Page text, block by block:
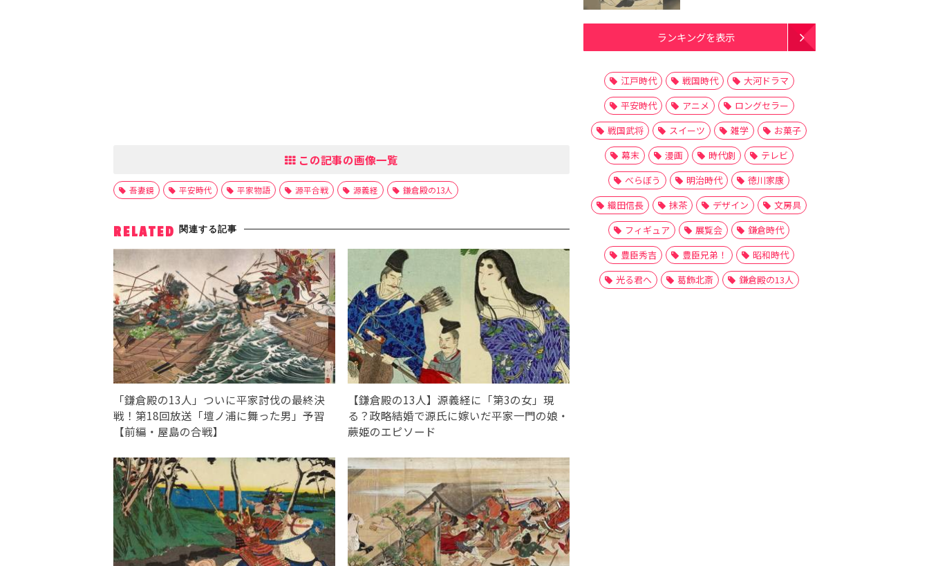
この記事の画像一覧
吾妻鏡 平安時代 平家物語 源平合戦 源義経 鎌倉殿の13人
RELATED 関連する記事
「鎌倉殿の13人」ついに平家討伐の最終決
戦！第18回放送「壇ノ浦に舞った男」予習
【前編・屋島の合戦】
【鎌倉殿の13人】源義経に「第3の女」現
る？政略結婚で源氏に嫁いだ平家一門の娘・
蕨姫のエピソード
ランキングを表示
江戸時代 戦国時代
大河ドラマ
平安時代
アニメ
ロングセラー
戦国武将
スイーツ 雑学
お菓子
幕末
漫画 時代劇
テレビ
べらぼう
明治時代
徳川家康
織田信長
抹茶 デザイン
文房具
フィギュア
展覧会
鎌倉時代
豊臣秀吉
豊臣兄弟！
昭和時代
光る君へ
葛飾北斎 鎌倉殿の13人